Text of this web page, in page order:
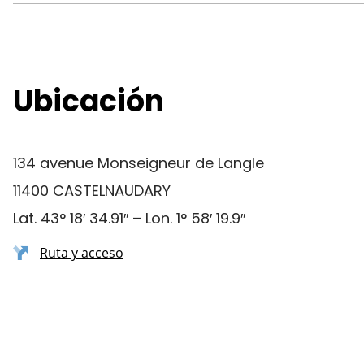
Ubicación
134 avenue Monseigneur de Langle
11400 CASTELNAUDARY
Lat. 43° 18′ 34.91″ – Lon. 1° 58′ 19.9″
Ruta y acceso